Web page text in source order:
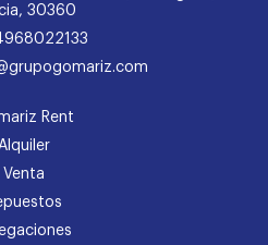
30360
Rent
Venta